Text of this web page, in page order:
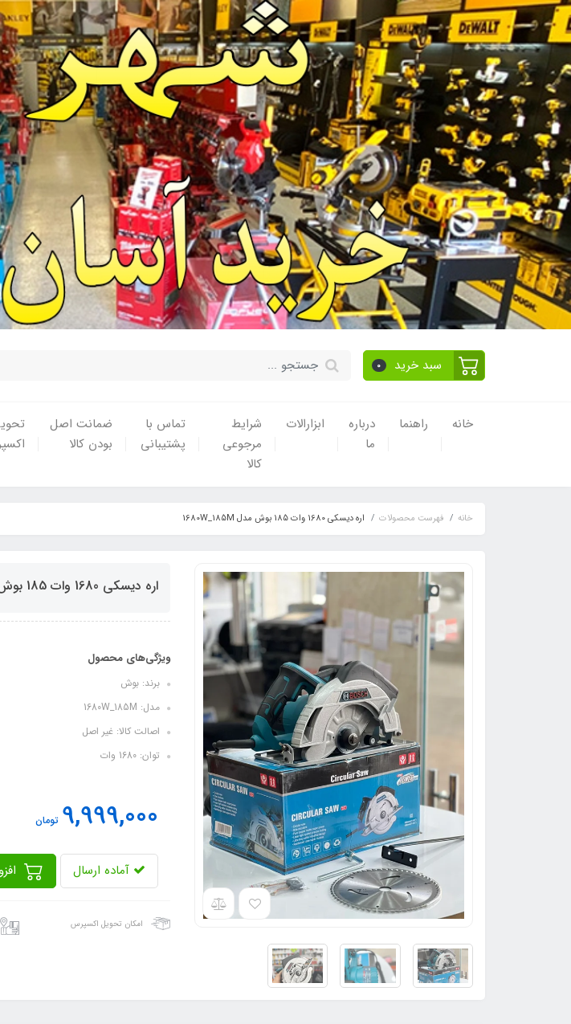
سبد خرید 0
خانه راهنما
درباره
ما
ابزارالات
شرایط
مرجوعی
کالا
تماس با
پشتیبانی
ضمانت اصل
بودن کالا
خانه فهرست محصولات اره دیسکی 1680 وات 185 بوش مدل 1680W_185M
اره دیسکی 1680 وات 185 بوش مدل 1680W_185M
ویژگی‌های محصول
برند: بوش
مدل: 1680W_185M
اصالت کالا: غیر اصل
توان: 1680 وات
9,999,000 تومان
آماده ارسال
امکان تحویل اکسپرس